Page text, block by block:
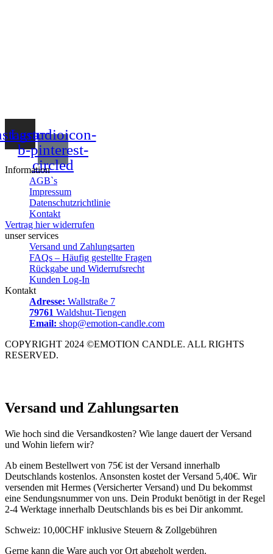
Lastudioicon-
b-pinterest-
circled
Information
AGB`s
Impressum
Datenschutzrichtlinie
Kontakt
Vertrag hier widerrufen
unser services
Versand und Zahlungsarten
FAQs – Häufig gestellte Fragen
Rückgabe und Widerrufsrecht
Kunden Log-In
Kontakt
Adresse: Wallstraße 7
79761 Waldshut-Tiengen
Email: shop@emotion-candle.com
COPYRIGHT 2024 ©EMOTION CANDLE. ALL RIGHTS
RESERVED.
Versand und Zahlungsarten
Wie hoch sind die Versandkosten? Wie lange dauert der Versand
und Wohin liefern wir?
Ab einem Bestellwert von 75€ ist der Versand innerhalb
Deutschlands kostenlos. Ansonsten kostet der Versand 5,40€. Wir
versenden mit Hermes (Versicherter Versand) und Du bekommst
eine Sendungsnummer von uns. Dein Produkt benötigt in der Regel
2-4 Werktage innerhalb Deutschlands bis es bei Dir ankommt.
Schweiz: 10,00CHF inklusive Steuern & Zollgebühren
Gerne kann die Ware auch vor Ort abgeholt werden.